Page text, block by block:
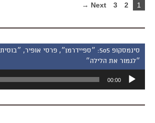
1
2
3
Next →
סינמסקופ 505: ״ספיידרמן״, פרסי אופיר,
״לגמור את הלילה״
אודיו
00:00